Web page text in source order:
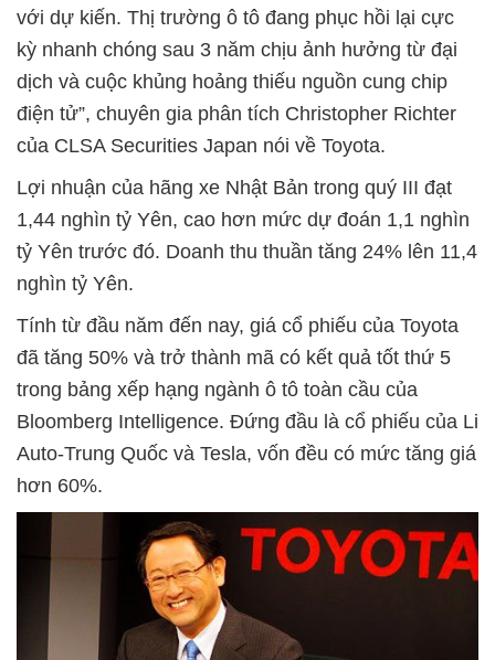
với dự kiến. Thị trường ô tô đang phục hồi lại cực
kỳ nhanh chóng sau 3 năm chịu ảnh hưởng từ đại
dịch và cuộc khủng hoảng thiếu nguồn cung chip
điện tử”, chuyên gia phân tích Christopher Richter
của CLSA Securities Japan nói về Toyota.
Lợi nhuận của hãng xe Nhật Bản trong quý III đạt
1,44 nghìn tỷ Yên, cao hơn mức dự đoán 1,1 nghìn
tỷ Yên trước đó. Doanh thu thuần tăng 24% lên 11,4
nghìn tỷ Yên.
Tính từ đầu năm đến nay, giá cổ phiếu của Toyota
đã tăng 50% và trở thành mã có kết quả tốt thứ 5
trong bảng xếp hạng ngành ô tô toàn cầu của
Bloomberg Intelligence. Đứng đầu là cổ phiếu của Li
Auto-Trung Quốc và Tesla, vốn đều có mức tăng giá
hơn 60%.